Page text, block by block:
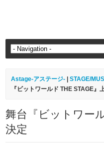
Astage-アステージ- |STAGE/
『ビットワールド THE STAGE』
舞台『ビットワー
決定